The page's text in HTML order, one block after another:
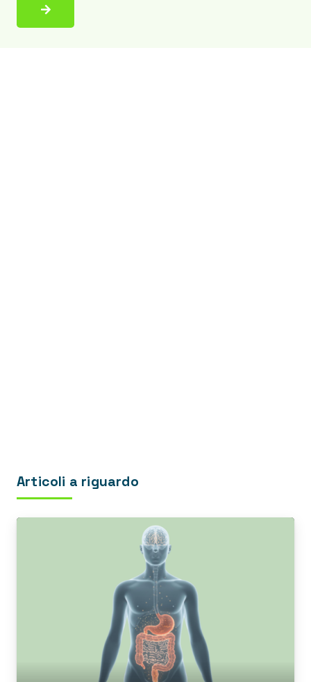
Articoli a riguardo